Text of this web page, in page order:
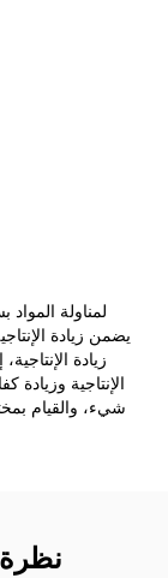
يضمن زيادة
زيادة
الإنتاجية وزيادة
شيء، والقيام